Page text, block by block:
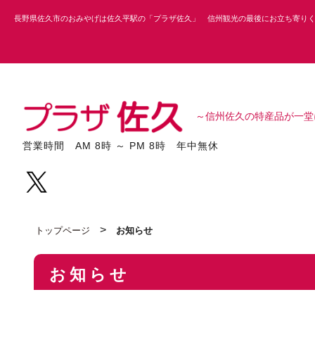
長野県佐久市のおみやげは佐久平駅の「プラザ佐久」 信州観光の最後にお立ち寄り
～信州佐久の特産品が一
営業時間 AM 8時 ～ PM 8時 年中無休
トップページ > お知らせ
お知らせ